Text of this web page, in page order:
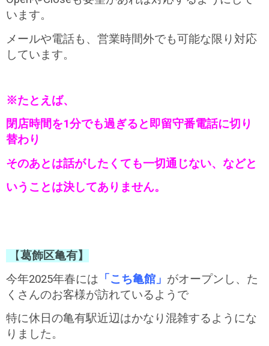
います。
メールや電話も、営業時間外でも可能な限り対応
しています。
※たとえば、
閉店時間を1分でも過ぎると即留守番電話に切り
替わり
そのあとは話がしたくても一切通じない、などと
いうことは決してありません。
【葛飾区亀有】
今年2025年春には 「こち亀館」 がオープンし、た
くさんのお客様が訪れているようで
特に休日の亀有駅近辺はかなり混雑するようにな
りました。